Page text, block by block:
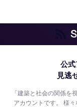
公
見逃
「建築と社会の関係
アカウントです。様